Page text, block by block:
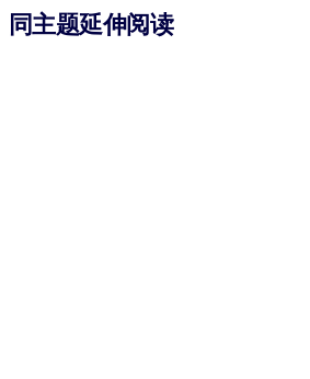
同主题延伸阅读